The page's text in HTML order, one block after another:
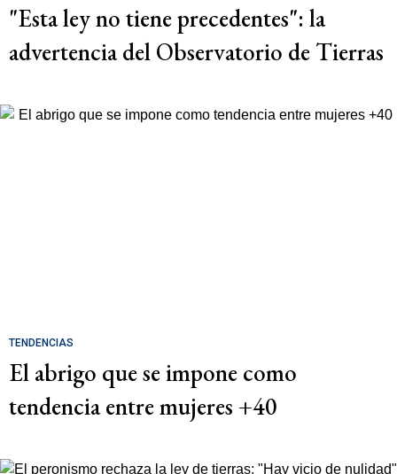
"Esta ley no tiene precedentes": la
advertencia del Observatorio de Tierras
TENDENCIAS
El abrigo que se impone como
tendencia entre mujeres +40